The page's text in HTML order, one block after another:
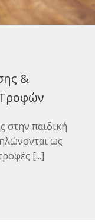
&
στην παιδική
ως
[...]